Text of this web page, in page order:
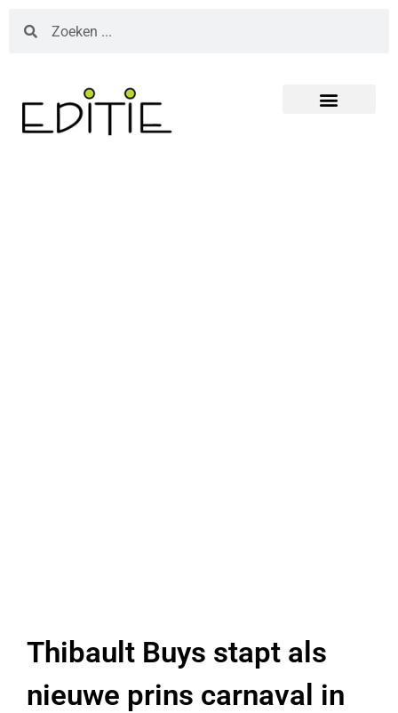
Thibault Buys stapt als
nieuwe prins carnaval in